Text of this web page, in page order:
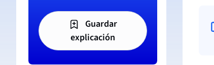
Guardar
explicación